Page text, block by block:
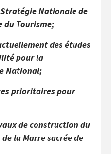
Stratégie Nationale de
du Tourisme;
des études
pour la
National;
prioritaires pour
de construction du
la Marre sacrée de